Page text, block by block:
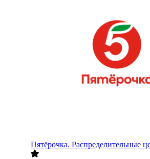
Пятёрочка. Распределительные